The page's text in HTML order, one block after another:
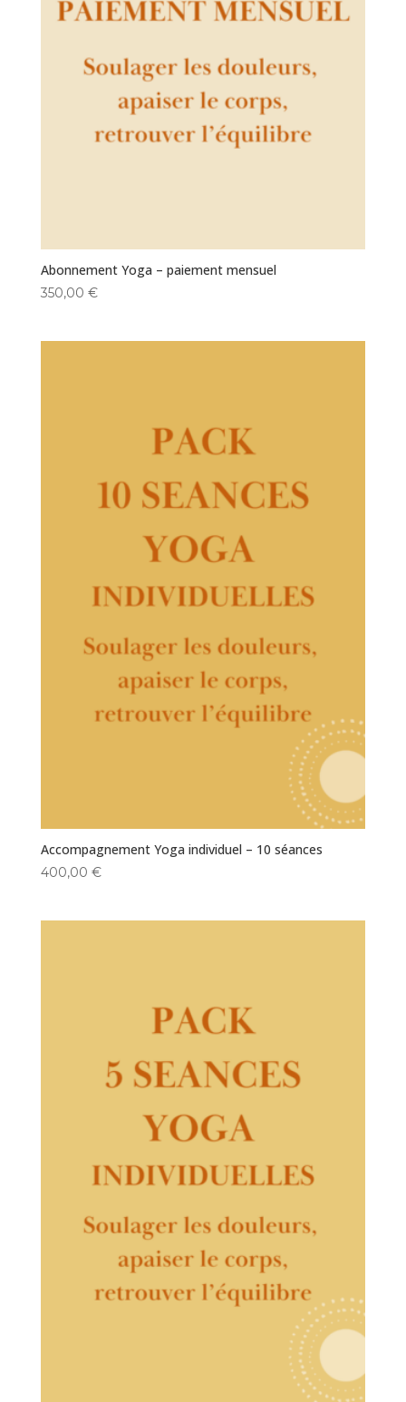
Abonnement Yoga – paiement mensuel
350,00 €
Accompagnement Yoga individuel – 10 séances
400,00 €